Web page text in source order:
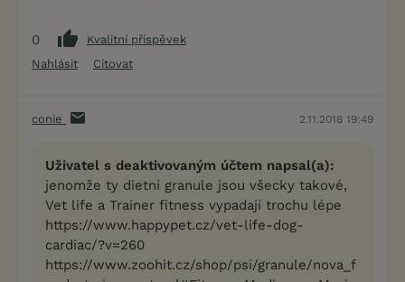
0
Kvalitní příspěvek
Nahlásit
Citovat
conie 2.11.2018 19:49
Uživatel s deaktivovaným účtem napsal(a):
jenomže ty dietní granule jsou všecky takové,
Vet life a Trainer fitness vypadají trochu lépe
https://www.happypet.cz/vet-life-dog-
cardiac/?v=260
https://www.zoohit.cz/shop/psi/granule/nova_f